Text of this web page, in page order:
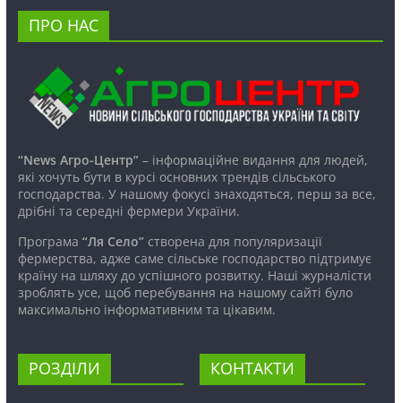
ПРО НАС
“News Агро-Центр”– інформаційне видання для людей,
які хочуть бути в курсі основних трендів сільського
господарства. У нашому фокусі знаходяться, перш за все,
дрібні та середні фермери України.
Програма “Ля Село”створена для популяризації
фермерства, адже саме сільське господарство підтримує
країну на шляху до успішного розвитку. Наші журналісти
зроблять усе, щоб перебування на нашому сайті було
максимально інформативним та цікавим.
РОЗДІЛИ КОНТАКТИ